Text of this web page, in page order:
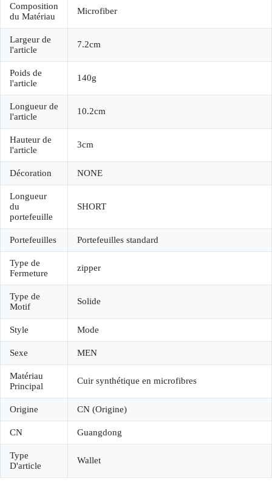
Composition
du Matériau
Microfiber
Largeur de
l'article
7.2cm
Poids de
l'article
140g
Longueur de
l'article
10.2cm
Hauteur de
l'article
3cm
Décoration NONE
Longueur
du
portefeuille
SHORT
Portefeuilles Portefeuilles standard
Type de
Fermeture
zipper
Type de
Motif
Solide
Style Mode
Sexe MEN
Matériau
Principal
Cuir synthétique en microfibres
Origine CN (Origine)
CN Guangdong
Type
D'article
Wallet